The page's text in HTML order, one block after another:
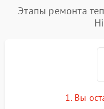
Неисправность системы
Wi-Fi
Неисправность системы
Этапы ремонта
1. Вы